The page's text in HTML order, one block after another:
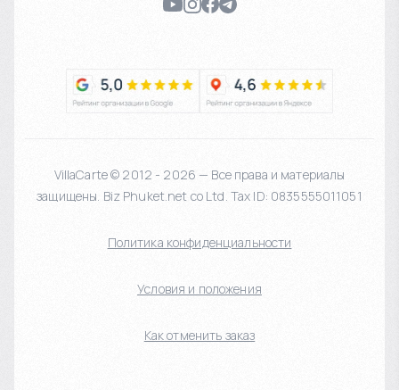
VillaCarte © 2012 - 2026 — Все права и материалы
защищены. Biz Phuket.net co Ltd. Tax ID: 0835555011051
Политика конфиденциальности
Условия и положения
Как отменить заказ